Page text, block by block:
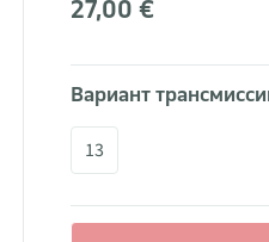
27,00 €
Вариант
13